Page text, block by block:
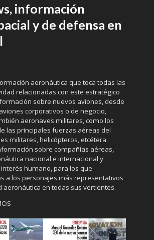
información
y de defensa en
aeronáutica que toca todas las
relacionadas con este estratégico
sobre nuevos aviones, desde
corporativos o de negocio,
aeronaves militares, como los
las principales fuerzas aéreas del
militares, helicópteros, etcétera.
sobre compañías aéreas,
nacional e internacional y
humano, para los que
a los personajes más representativos
aeronáutica en todas sus vertientes.